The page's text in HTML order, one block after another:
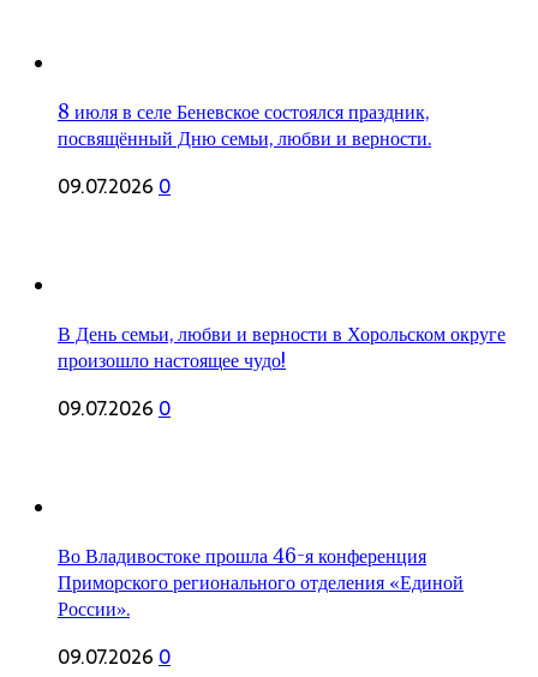
8 июля в селе Беневское состоялся праздник,
посвящённый Дню семьи, любви и верности.
09.07.20260
В День семьи, любви и верности в Хорольском округе
произошло настоящее чудо!
09.07.20260
Во Владивостоке прошла 46-я конференция
Приморского регионального отделения «Единой
России».
09.07.20260